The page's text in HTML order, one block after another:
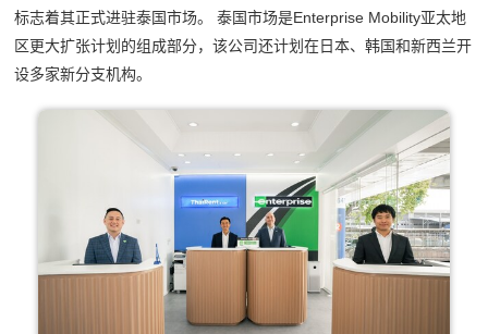
标志着其正式进驻泰国市场。 泰国市场是Enterprise Mobility亚太地
区更大扩张计划的组成部分，该公司还计划在日本、韩国和新西兰开
设多家新分支机构。